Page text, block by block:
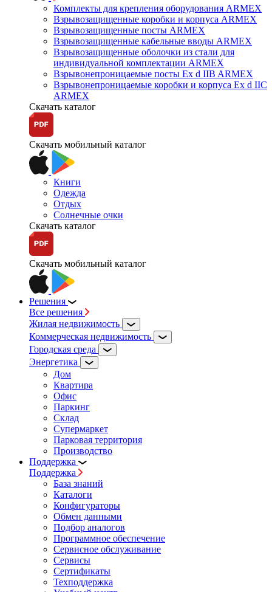
Комплекты для крепления оборудования ARMEX
Взрывозащищенные коробки и корпуса ARMEX
Взрывозащищенные посты ARMEX
Взрывозащищенные кабельные вводы ARMEX
Взрывозащищенные оболочки из стали для
индивидуальной комплектации ARMEX
Взрывонепроницаемые посты Ex d IIB ARMEX
Взрывонепроницаемые коробки и корпуса Ex d IIС
ARMEX
Скачать каталог
Скачать мобильный каталог
Книги
Одежда
Отдых
Солнечные очки
Скачать каталог
Скачать мобильный каталог
Решения
Все решения
Жилая недвижимость
Коммерческая недвижимость
Городская среда
Энергетика
Дом
Квартира
Офис
Паркинг
Склад
Супермаркет
Парковая территория
Производство
Поддержка
Поддержка
База знаний
Каталоги
Конфигураторы
Обмен данными
Подбор аналогов
Программное обеспечение
Сервисное обслуживание
Сервисы
Сертификаты
Техподдержка